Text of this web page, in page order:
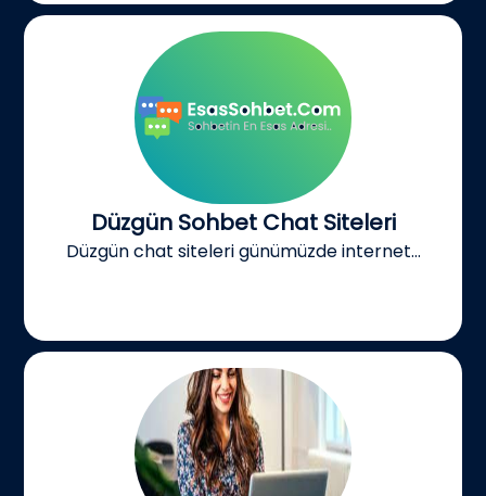
Düzgün Sohbet Chat Siteleri
Düzgün chat siteleri günümüzde internet...